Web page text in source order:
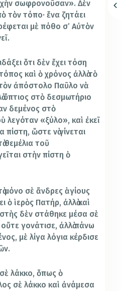
σωφρονοῦσαν». Δὲν
τὸν τόπο· ἕνα ζητάει
μὲ πόθο σ’ Αὐτὸν
ὅτι δὲν ἔχει τόση
καὶ ὁ χρόνος ἀλλὰ τὸ
ἀπόστολο Παῦλο νὰ
ὕπτιος στὸ δεσμωτήριο
δεμένος στὸ
λεγόταν «ξύλο», καὶ ἐκεῖ
πίστη, ὥστε νὰ γίνεται
θεμέλια τοῦ
στὴν πίστη ὁ
μόνο σὲ ἄνδρες ἁγίους
ὁ ἱερὸς Πατήρ, ἀλλὰ καὶ
δὲν στάθηκε μέσα σὲ
γονάτισε, ἀλλὰ πάνω
μὲ λίγα λόγια κέρδισε
λάκκο, ὅπως ὁ
σὲ λάκκο καὶ ἀνάμεσα